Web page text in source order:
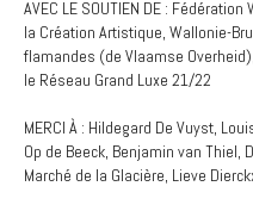
AVEC LE SOUTIEN DE :
la Création Artistique, Wallonie-
flamandes (de Vlaamse
le Réseau Grand Luxe 21/22
MERCI À : Hildegard De Vuyst,
Op de Beeck, Benjamin van Thiel,
Marché de la Glacière, Lieve